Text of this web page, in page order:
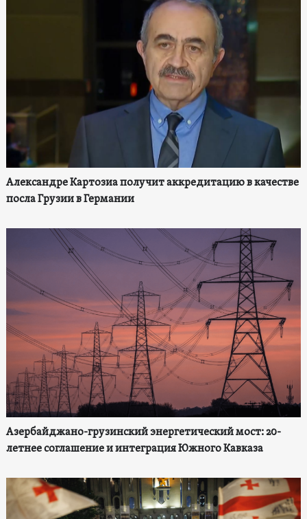
Александре Картозиа получит аккредитацию в качестве
посла Грузии в Германии
Азербайджано-грузинский энергетический мост: 20-
летнее соглашение и интеграция Южного Кавказа